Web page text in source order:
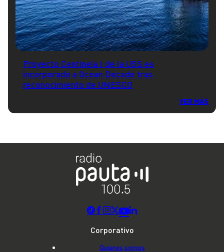
Proyecto Centinela I de la USS es
incorporado a Ocean Decade tras
reconocimiento de UNESCO
VER MÁS
Corporativo
Quienes somos